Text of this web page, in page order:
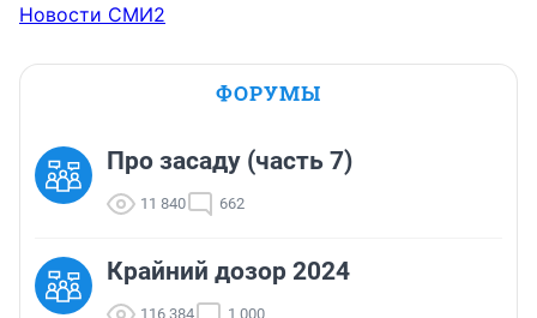
Новости СМИ2
ФОРУМЫ
Про засаду (часть 7)
11 840 662
Крайний дозор 2024
116 384 1 000